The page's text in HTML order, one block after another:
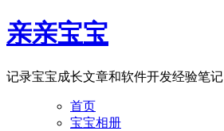
亲亲宝宝
记录宝宝成长文章和软件开发经验笔记
首页
宝宝相册